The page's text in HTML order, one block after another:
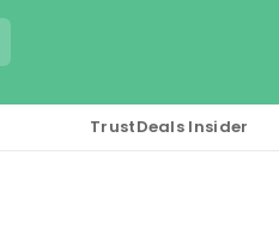
TrustDeals Insider